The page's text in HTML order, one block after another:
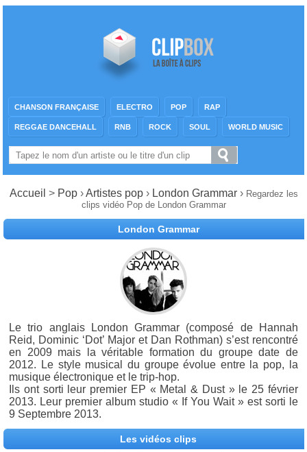
CHANSON FRANÇAISE ELECTRO POP RAP
REGGAE DANCEHALL RNB ROCK SOUL WORLD MUSIC
Accueil > Pop› Artistes pop› London Grammar› Regardez les
clips vidéo Pop de London Grammar
London Grammar
Le trio anglais London Grammar (composé de Hannah
Reid, Dominic ‘Dot’ Major et Dan Rothman) s’est rencontré
en 2009 mais la véritable formation du groupe date de
2012. Le style musical du groupe évolue entre la pop, la
musique électronique et le trip-hop.
Ils ont sorti leur premier EP « Metal & Dust » le 25 février
2013. Leur premier album studio « If You Wait » est sorti le
9 Septembre 2013.
Les vidéos clips